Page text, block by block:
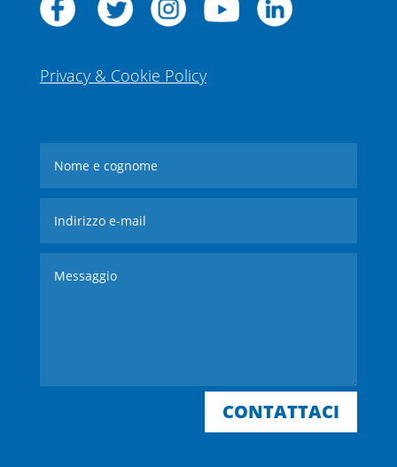
Privacy & Cookie Policy
CONTATTACI